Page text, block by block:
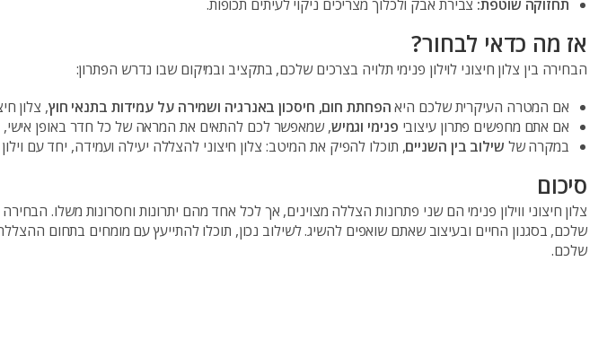
תחזוקה שוטפת: צבירת אבק ולכלוך מצריכים ניקוי לעיתים תכופות.
אז מה כדאי לבחור?
הבחירה בין צלון חיצוני לוילון פנימי תלויה בצרכים שלכם, בתקציב ובמיקום שבו נדרש הפתרון:
אם המטרה העיקרית שלכם היאהפחתת חום, חיסכון באנרגיה ושמירה על עמידות בתנאי חוץ, צלון
אם אתם מחפשים פתרון עיצובי פנימי וגמיש, שמאפשר לכם להתאים את המראה של כל חדר באופן אישי,
במקרה של שילוב בין השניים, תוכלו להפיק את המיטב: צלון חיצוני להצללה יעילה ועמידה, יחד עם
סיכום
צלון חיצוני ווילון פנימי הם שני פתרונות הצללה מצוינים, אך לכל אחד מהם יתרונות וחסרונות משלו.
שלכם, בסגנון החיים ובעיצוב שאתם שואפים להשיג. לשילוב נכון, תוכלו להתייעץ עם מומחים בתחום
שלכם.